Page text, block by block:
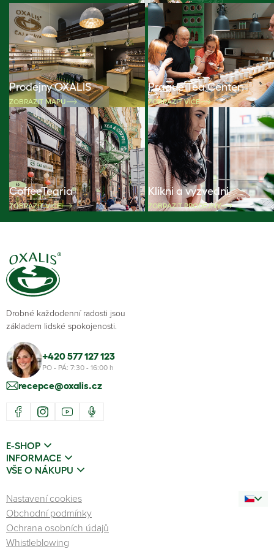
Prodejny OXALIS
ZOBRAZIT MAPU
Prague Tea Center
ZOBRAZIT VÍCE
CoffeeTearia
ZOBRAZIT VÍCE
Klikni a vyzvedni
ZOBRAZIT PRODEJNY
Drobné každodenní radosti jsou
základem lidské spokojenosti.
+420 577 127 123
PO - PÁ: 7:30 - 16:00 h
recepce@oxalis.cz
E-SHOP
INFORMACE
VŠE O NÁKUPU
Nastavení cookies
Obchodní podmínky
Ochrana osobních údajů
Whistleblowing